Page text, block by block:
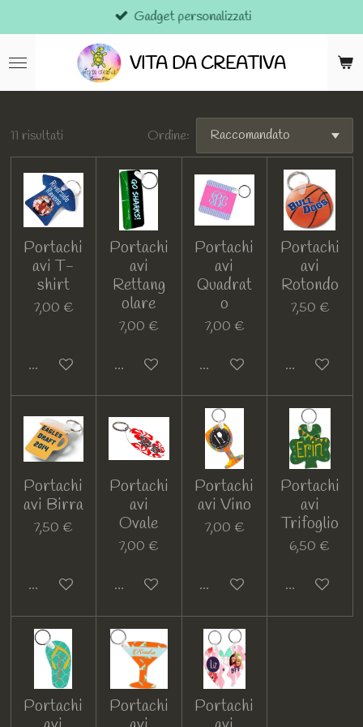
al
contenuto
VITA DA CREATIVA
Gadget personalizzati
11 risultati Ordine:
Portachi
avi T-
shirt
7,00 €
Guarda i dettagli
Portachi
avi
Rettang
olare
7,00 €
Guarda i dettagli
Portachi
avi
Quadrat
o
7,00 €
Guarda i dettagli
Portachi
avi
Rotondo
7,50 €
Guarda i
Portachi
avi Birra
7,50 €
Guarda i dettagli
Portachi
avi
Ovale
7,00 €
Guarda i dettagli
Portachi
avi Vino
7,00 €
Guarda i dettagli
Portachi
avi
Trifoglio
6,50 €
Guarda i
Portachi
Portachi
Portachi